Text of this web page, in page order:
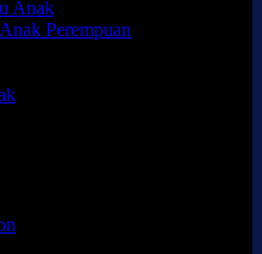
Anak
Perempuan